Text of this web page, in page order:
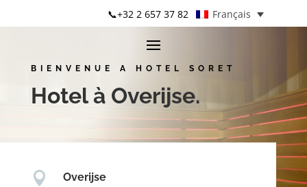
📞+32 2 657 37 82 Français
BIENVENUE A HOTEL SORET
Hotel à Overijse.
 Overijse